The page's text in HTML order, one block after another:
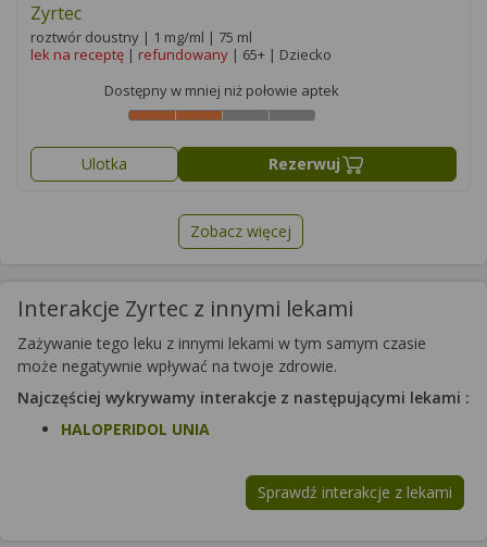
Zyrtec
roztwór doustny | 1 mg/ml | 75 ml
lek na receptę | refundowany | 65+ | Dziecko
Dostępny w mniej niż połowie aptek
Ulotka Rezerwuj
Zobacz więcej
Interakcje Zyrtec z innymi lekami
Zażywanie tego leku z innymi lekami w tym samym czasie
może negatywnie wpływać na twoje zdrowie.
Najczęściej wykrywamy interakcje z następującymi lekami :
HALOPERIDOL UNIA
Sprawdź interakcje z lekami